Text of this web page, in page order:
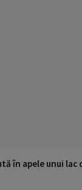
în apele unui